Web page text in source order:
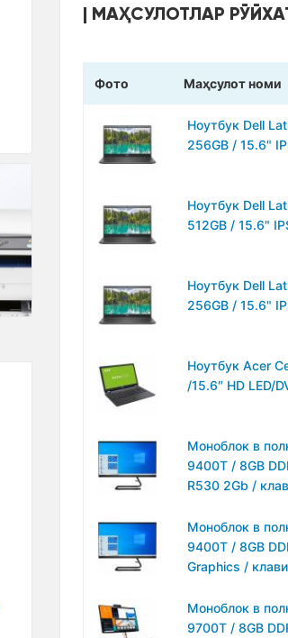
МАҲСУЛОТЛАР
Фото Маҳсулот номи
Ноутбук Dell
256GB / 15.6"
Ноутбук Dell
512GB / 15.6"
Ноутбук Dell
256GB / 15.6"
Ноутбук Acer
/15.6″ HD LED/
Моноблок в
9400T / 8GB
R530 2Gb /
Моноблок в
9400T / 8GB
Graphics /
Моноблок в
9700T / 8GB